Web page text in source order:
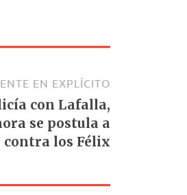
EN EXPLÍCITO
con Lafalla,
se postula a
contra los Félix